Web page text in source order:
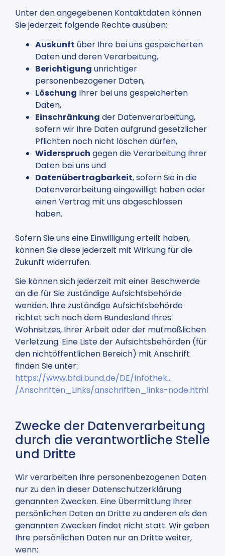
Unter den angegebenen Kontaktdaten können
Sie jederzeit folgende Rechte ausüben:
Auskunft über Ihre bei uns gespeicherten
Daten und deren Verarbeitung,
Berichtigung unrichtiger
personenbezogener Daten,
Löschung Ihrer bei uns gespeicherten
Daten,
Einschränkung der Datenverarbeitung,
sofern wir Ihre Daten aufgrund gesetzlicher
Pflichten noch nicht löschen dürfen,
Widerspruch gegen die Verarbeitung Ihrer
Daten bei uns und
Datenübertragbarkeit, sofern Sie in die
Datenverarbeitung eingewilligt haben oder
einen Vertrag mit uns abgeschlossen
haben.
Sofern Sie uns eine Einwilligung erteilt haben,
können Sie diese jederzeit mit Wirkung für die
Zukunft widerrufen.
Sie können sich jederzeit mit einer Beschwerde
an die für Sie zuständige Aufsichtsbehörde
wenden. Ihre zuständige Aufsichtsbehörde
richtet sich nach dem Bundesland Ihres
Wohnsitzes, Ihrer Arbeit oder der mutmaßlichen
Verletzung. Eine Liste der Aufsichtsbehörden (für
den nichtöffentlichen Bereich) mit Anschrift
finden Sie unter:
https://www.bfdi.bund.de/DE/Infothek…
/Anschriften_Links/anschriften_links-node.html
Zwecke der Datenverarbeitung
durch die verantwortliche Stelle
und Dritte
Wir verarbeiten Ihre personenbezogenen Daten
nur zu den in dieser Datenschutzerklärung
genannten Zwecken. Eine Übermittlung Ihrer
persönlichen Daten an Dritte zu anderen als den
genannten Zwecken findet nicht statt. Wir geben
Ihre persönlichen Daten nur an Dritte weiter,
wenn: